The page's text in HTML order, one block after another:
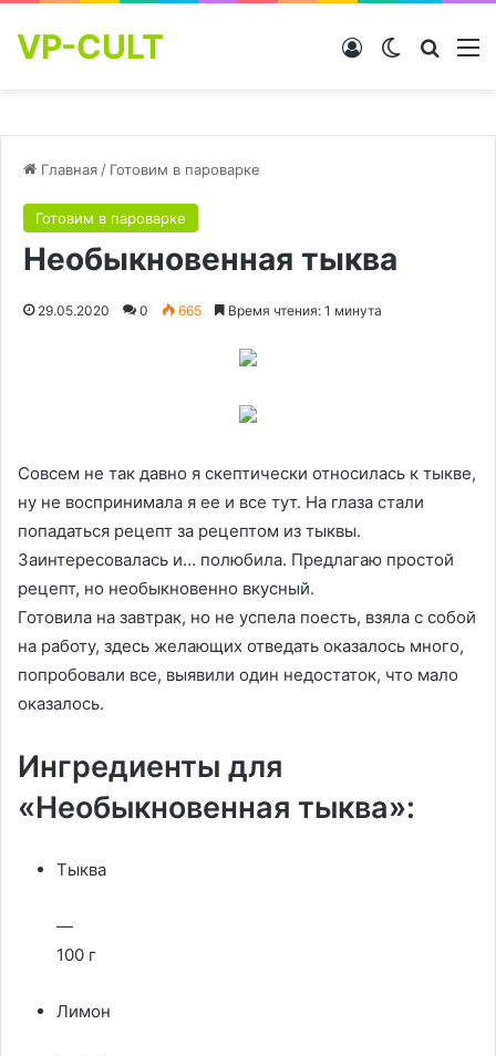
VP-CULT Switch skin
Войти
Главная / Готовим в пароварке
Готовим в пароварке
Необыкновенная тыква
29.05.2020 0 665 Время чтения: 1 минута
Совсем не так давно я скептически относилась к тыкве,
ну не воспринимала я еe и все тут. На глаза стали
попадаться рецепт за рецептом из тыквы.
Заинтересовалась и… полюбила. Предлагаю простой
рецепт, но необыкновенно вкусный.
Готовила на завтрак, но не успела поесть, взяла с собой
на работу, здесь желающих отведать оказалось много,
попробовали все, выявили один недостаток, что мало
оказалось.
Ингредиенты для
«Необыкновенная тыква»:
Тыква
—
100 г
Лимон